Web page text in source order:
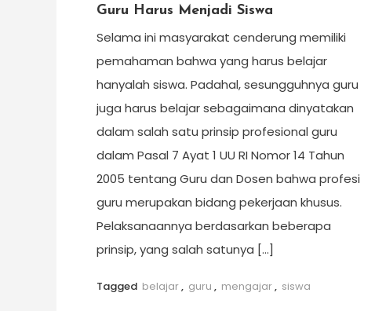
Guru Harus Menjadi Siswa
Selama ini masyarakat cenderung memiliki
pemahaman bahwa yang harus belajar
hanyalah siswa. Padahal, sesungguhnya guru
juga harus belajar sebagaimana dinyatakan
dalam salah satu prinsip profesional guru
dalam Pasal 7 Ayat 1 UU RI Nomor 14 Tahun
2005 tentang Guru dan Dosen bahwa profesi
guru merupakan bidang pekerjaan khusus.
Pelaksanaannya berdasarkan beberapa
prinsip, yang salah satunya […]
Tagged belajar, guru , mengajar, siswa